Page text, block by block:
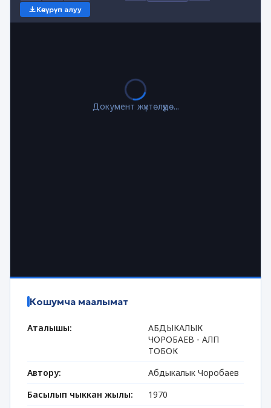
Көчүрүп алуу
Документ жүктөлүүдө...
Кошумча маалымат
Аталышы:
АБДЫКАЛЫК
ЧОРОБАЕВ - АЛП
ТОБОК
Автору:
Абдыкалык Чоробаев
Басылып чыккан жылы:
1970